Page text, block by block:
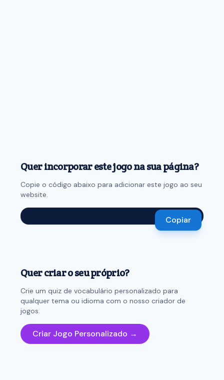
Quer incorporar este jogo na sua página?
Copie o código abaixo para adicionar este jogo ao seu
website.
Copiar
Quer criar o seu próprio?
Crie um quiz de vocabulário personalizado para
qualquer tema ou idioma com o nosso criador de
jogos.
Criar Jogo Personalizado →